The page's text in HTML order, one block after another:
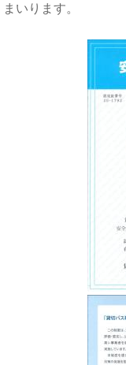
まいります。